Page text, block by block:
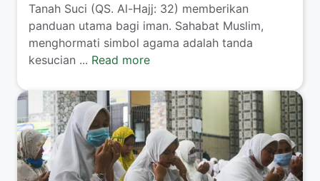
Tanah Suci (QS. Al-Hajj: 32) memberikan
panduan utama bagi iman. Sahabat Muslim,
menghormati simbol agama adalah tanda
kesucian ... Read more